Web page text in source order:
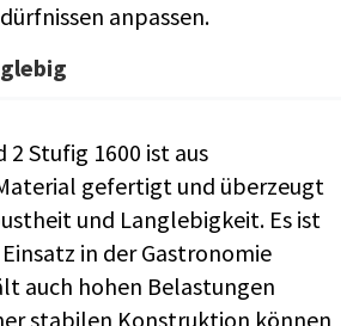
anpassen.
2 Stufig 1600 ist aus
gefertigt und überzeugt
und Langlebigkeit. Es ist
in der Gastronomie
auch hohen Belastungen
stabilen Konstruktion können